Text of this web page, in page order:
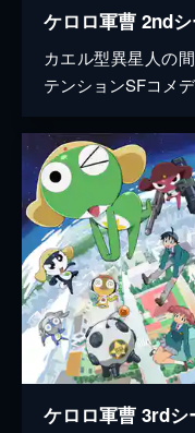
ケロロ軍曹 2nd
カエル型異星人の
テンションSFコメ
ケロロ軍曹 3rdシ